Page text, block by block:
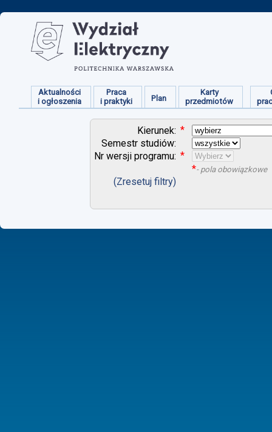
Aktualności
i ogłoszenia
Praca
i praktyki
Plan
Karty
przedmiotów
Kierunek: *
Semestr studiów:
Nr wersji programu: *
*- pola obowiązkowe
(Zresetuj filtry)